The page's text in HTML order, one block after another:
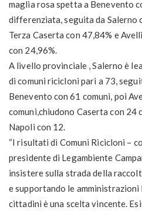
maglia rosa spetta a Benevento
differenziata, seguita da Salerno
Terza Caserta con 47,84% e
con 24,96%.
A livello provinciale , Salerno è
di comuni ricicloni pari a 73,
Benevento con 61 comuni, poi
comuni,chiudono Caserta con 24
Napoli con 12.
“I risultati di Comuni Ricicloni –
presidente di Legambiente
insistere sulla strada della
e supportando le
cittadini è una scelta vincente.